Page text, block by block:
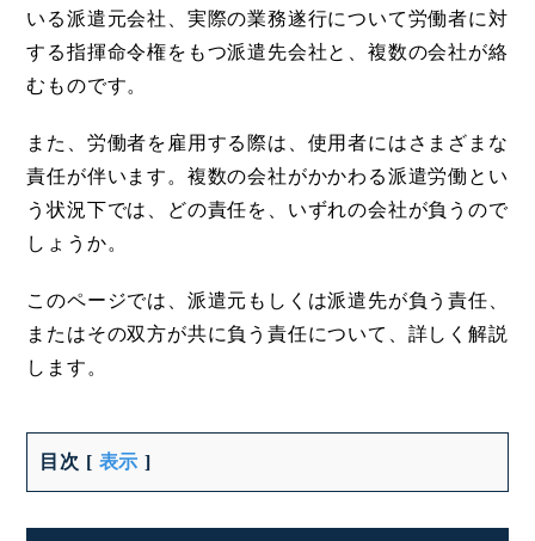
いる派遣元会社、実際の業務遂行について労働者に対
する指揮命令権をもつ派遣先会社と、複数の会社が絡
むものです。
また、労働者を雇用する際は、使用者にはさまざまな
責任が伴います。複数の会社がかかわる派遣労働とい
う状況下では、どの責任を、いずれの会社が負うので
しょうか。
このページでは、派遣元もしくは派遣先が負う責任、
またはその双方が共に負う責任について、詳しく解説
します。
目次 [ 表示 ]